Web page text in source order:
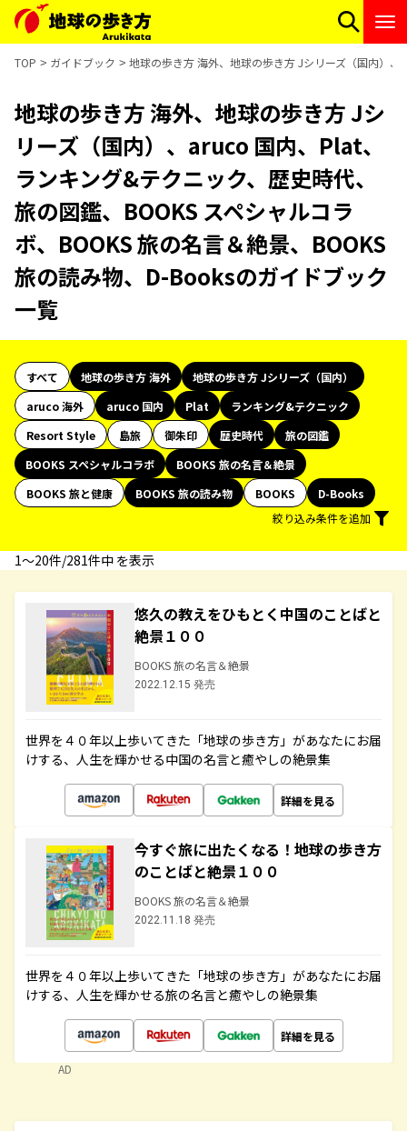
TOP ガイドブック 地球の歩き方 海外、地球の歩き方 Jシリーズ（国内）
地球の歩き方 海外、地球の歩き方 Jシ
リーズ（国内）、aruco 国内、Plat、
ランキング&テクニック、歴史時代、
旅の図鑑、BOOKS スペシャルコラ
ボ、BOOKS 旅の名言＆絶景、BOOKS
旅の読み物、D-Booksのガイドブック
一覧
すべて 地球の歩き方 海外
地球の歩き方 Jシリーズ（国内）
aruco 海外
aruco 国内 Plat
ランキング&テクニック
Resort Style
島旅 御朱印 歴史時代
旅の図鑑
BOOKS スペシャルコラボ
BOOKS 旅の名言＆絶景
BOOKS 旅と健康
BOOKS 旅の読み物 BOOKS
D-Books
絞り込み条件を追加
1〜20件/281件中 を表示
悠久の教えをひもとく中国のことばと
絶景１００
BOOKS 旅の名言＆絶景
2022.12.15 発売
世界を４０年以上歩いてきた「地球の歩き方」があなたにお届
けする、人生を輝かせる中国の名言と癒やしの絶景集
詳細を見る
今すぐ旅に出たくなる！地球の歩き方
のことばと絶景１００
BOOKS 旅の名言＆絶景
2022.11.18 発売
世界を４０年以上歩いてきた「地球の歩き方」があなたにお届
けする、人生を輝かせる旅の名言と癒やしの絶景集
詳細を見る
AD